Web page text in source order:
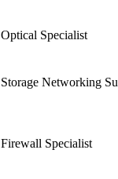
Optical Specialist
Storage Networking
Firewall Specialist